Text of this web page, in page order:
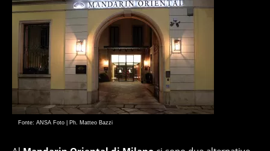
Fonte: ANSA Foto | Ph. Matteo Bazzi